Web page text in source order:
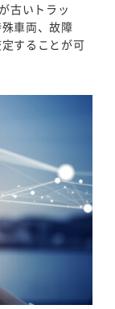
古いトラッ
車両、故障
することが可